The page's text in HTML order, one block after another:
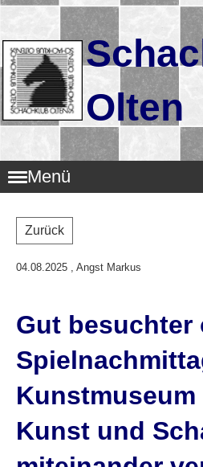
Olten
Menü
Zurück
04.08.2025 , Angst Markus
Gut
Kunstmuseum
Kunst und